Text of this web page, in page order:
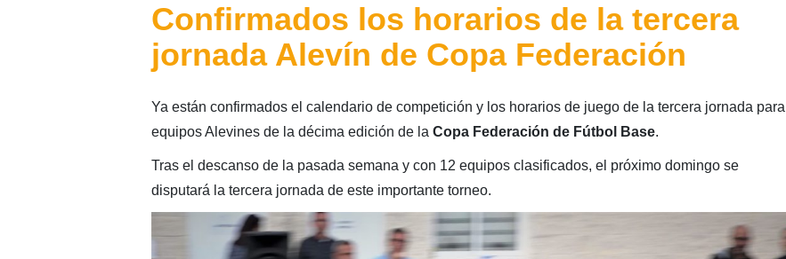
Confirmados los horarios de la tercera
jornada Alevín de Copa Federación
Ya están confirmados el calendario de competición y los horarios de juego de la tercera jornada para
equipos Alevines de la décima edición de la Copa Federación de Fútbol Base.
Tras el descanso de la pasada semana y con 12 equipos clasificados, el próximo domingo se
disputará la tercera jornada de este importante torneo.